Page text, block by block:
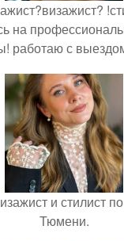
на
работаю с
и стилист
Тюмени.